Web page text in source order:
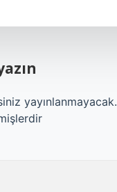
yayınlanmayacak.